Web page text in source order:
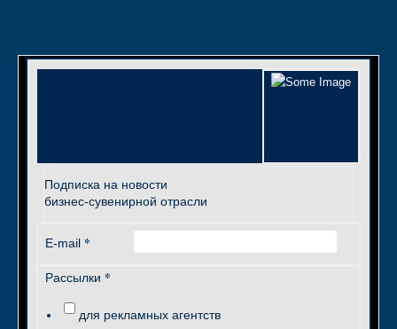
Подписка на новости
бизнес-сувенирной отрасли
E-mail *
Рассылки *
для рекламных агентств